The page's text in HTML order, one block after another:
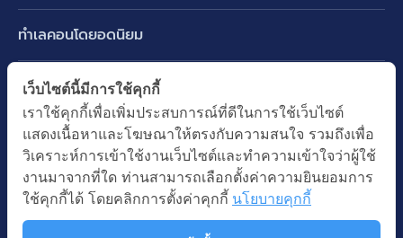
ทาวน์เฮ้าส์ ทาวน์โฮม
คอนโดมิเนียม
อาคารพาณิชย์ ตึกแถว
ที่ดินเปล่า
อพาร์ทเม้นท์ หอพัก
ออฟฟิต สำนักงาน
โรงงาน โกดัง
บางนา รามคำแหง 2
ปทุมธานี รังสิต ลำลูกกา
นนทบุรี บางใหญ่ บางบัวทอง
ทำเลคอนโดยอดนิยม
พระราม 9
อ่อนนุช ปุณณวิถี
รัชดาภิเษก ห้วยขวาง
ห้าแยกลาดพร้าว
ทำเล BTS ยอดนิยม
BTS ทองหล่อ
BTS เอกมัย
BTS พร้อมพงษ์
BTS อ่อนนุช
ทำเล MRT ยอดนิยม
MRT เพชรบุรี
MRT พระราม 9
คำค้นยอดนิยม
บ้านมือสอง
เว็บไซต์นี้มีการใช้คุกกี้
เราใช้คุกกี้เพื่อเพิ่มประสบการณ์ที่ดีในการใช้เว็บไซต์
แสดงเนื้อหาและโฆษณาให้ตรงกับความสนใจ รวมถึงเพื่อ
วิเคราะห์การเข้าใช้งานเว็บไซต์และทำความเข้าใจว่าผู้ใช้
งานมาจากที่ใด ท่านสามารถเลือกตั้งค่าความยินยอมการ
ใช้คุกกี้ได้ โดยคลิกการตั้งค่าคุกกี้ นโยบายคุกกี้